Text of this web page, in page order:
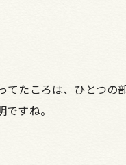
たころは、ひとつ
すね。